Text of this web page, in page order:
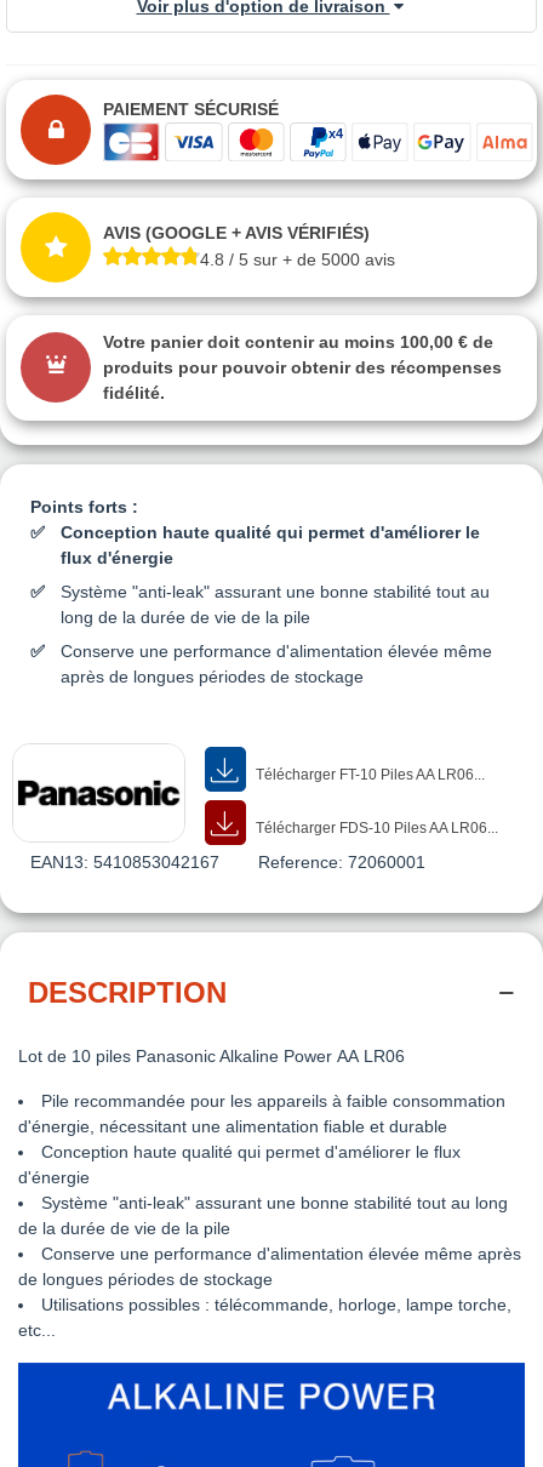
Points forts :
Conception haute qualité qui permet d'améliorer le
flux d'énergie
Système "anti-leak" assurant une bonne stabilité tout au
long de la durée de vie de la pile
Conserve une performance d'alimentation élevée même
après de longues périodes de stockage
Télécharger FT-10 Piles AA LR06...
Télécharger FDS-10 Piles AA LR06...
EAN13: 5410853042167 Reference: 72060001
Voir plus d'option de livraison
PAIEMENT SÉCURISÉ
AVIS (GOOGLE + AVIS VÉRIFIÉS)
4.8 / 5 sur + de 5000 avis
Votre panier doit contenir au moins 100,00 € de
produits pour pouvoir obtenir des récompenses
fidélité.
DESCRIPTION
Lot de 10 piles Panasonic Alkaline Power AA LR06
Pile recommandée pour les appareils à faible consommation
d'énergie, nécessitant une alimentation fiable et durable
Conception haute qualité qui permet d'améliorer le flux
d'énergie
Système "anti-leak" assurant une bonne stabilité tout au long
de la durée de vie de la pile
Conserve une performance d'alimentation élevée même après
de longues périodes de stockage
Utilisations possibles : télécommande, horloge, lampe torche,
etc...